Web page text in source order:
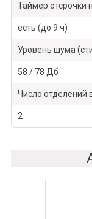
Таймер отсрочки
есть (до 9 ч)
Уровень шума
58 / 78 Дб
Число отделений
2